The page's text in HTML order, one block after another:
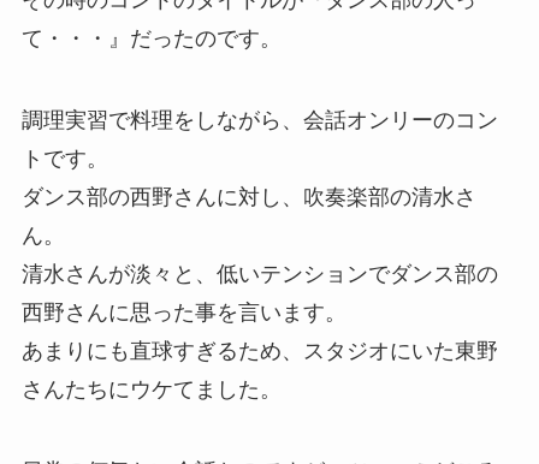
て・・・』だったのです。
調理実習で料理をしながら、会話オンリーのコン
トです。
ダンス部の西野さんに対し、吹奏楽部の清水さ
ん。
清水さんが淡々と、低いテンションでダンス部の
西野さんに思った事を言います。
あまりにも直球すぎるため、スタジオにいた東野
さんたちにウケてました。